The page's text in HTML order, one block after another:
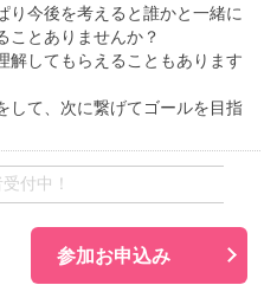
り今後を考えると誰かと一緒に
とありませんか？
解してもらえることもあります
して、次に繋げてゴールを目指
付中！
参加お申込み